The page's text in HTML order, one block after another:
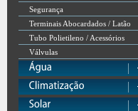
Segurança
Terminais Abocardados / Latão
Tubo Polietileno / Acessórios
Válvulas